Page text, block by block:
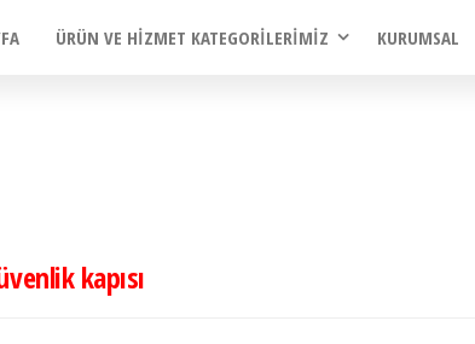
ÜRÜN VE HIZMET KATEGORILERIMIZ KURUMSAL
kapısı